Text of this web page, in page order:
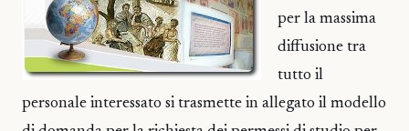
per la massima
diffusione tra
tutto il
personale interessato si trasmette in allegato il modello